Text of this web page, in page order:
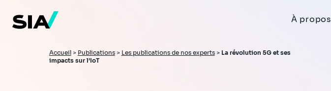
contenu
principal
À propos
Fil
d'Ariane
Accueil> Publications> Les publications de nos experts> La révolution 5G et ses
impacts sur l’IoT